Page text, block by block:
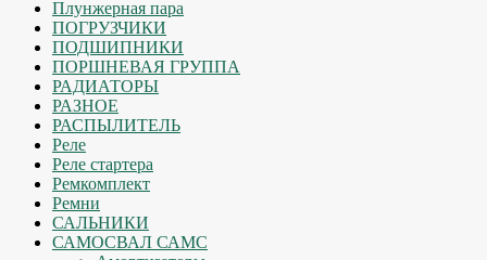
Плунжерная пара
ПОГРУЗЧИКИ
ПОДШИПНИКИ
ПОРШНЕВАЯ ГРУППА
РАДИАТОРЫ
РАЗНОЕ
РАСПЫЛИТЕЛЬ
Реле
Реле стартера
Ремкомплект
Ремни
САЛЬНИКИ
САМОСВАЛ САМС